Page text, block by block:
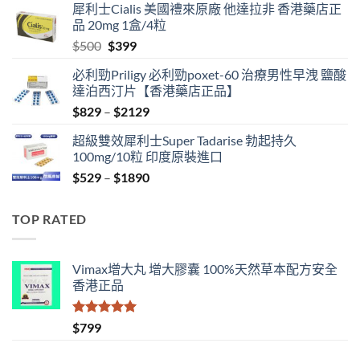
was:
$500.
is:
$480.
犀利士Cialis 美國禮來原廠 他達拉非 香港藥店正
品 20mg 1盒/4粒
$500 Original
was:
$500.
$399Current
is:
$399.
必利勁Priligy 必利勁poxet-60 治療男性早洩 鹽酸
達泊西汀片【香港藥店正品】
$829 – $2129Price
$829
through
$2129
超級雙效犀利士Super Tadarise 勃起持久
100mg/10粒 印度原裝進口
$529 – $1890Price
TOP RATED
Vimax增大丸 增大膠囊 100%天然草本配方安全
香港正品
評分
滿分 5
$799